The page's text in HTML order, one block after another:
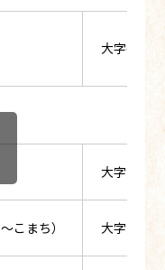
大字谷津
大字小野
こまち） 大字小野